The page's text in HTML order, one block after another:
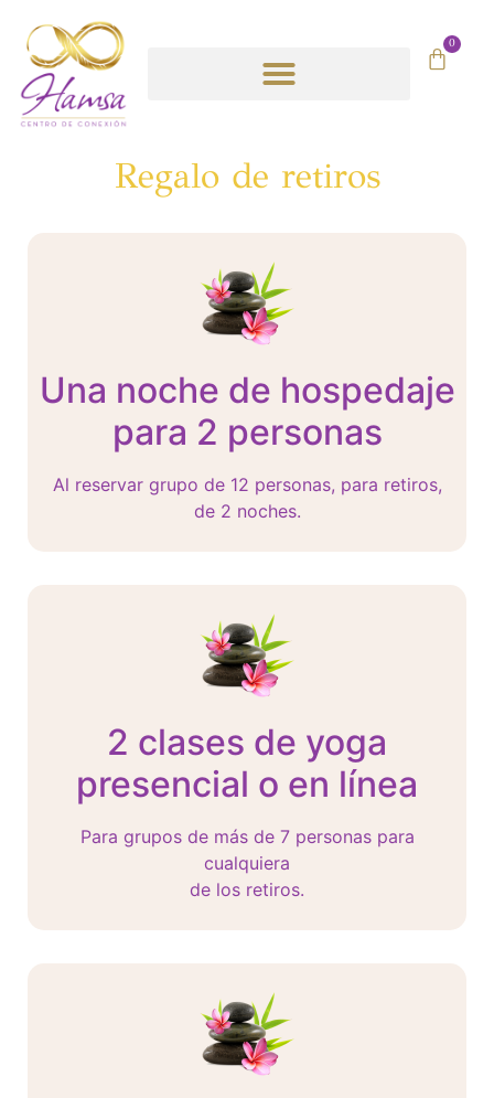
0
Regalo de retiros
Una noche de hospedaje
para 2 personas
Al reservar grupo de 12 personas, para retiros,
de 2 noches.
2 clases de yoga
presencial o en línea
Para grupos de más de 7 personas para
cualquiera
de los retiros.